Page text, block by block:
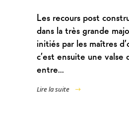
Les recours post
dans la très grande
initiés par les maîtres
c’est ensuite une valse
entre...
Lire la suite